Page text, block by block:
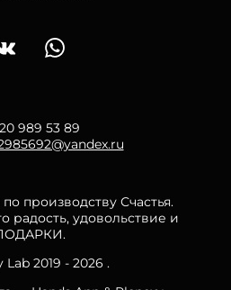
989 53 89
производству Счастья.
радость, удовольствие и
Lab 2019 - 2026 .